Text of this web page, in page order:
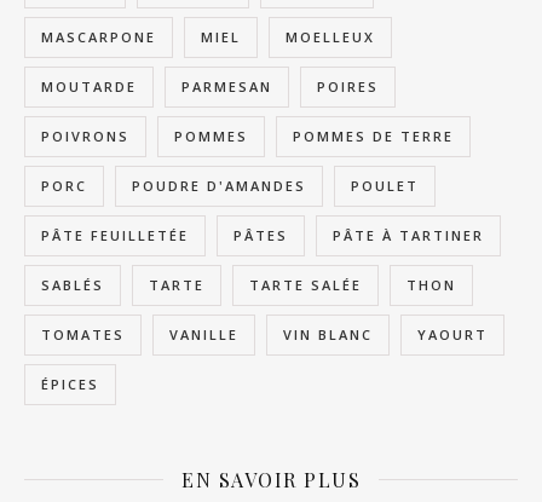
MASCARPONE MIEL MOELLEUX
MOUTARDE PARMESAN POIRES
POIVRONS POMMES POMMES DE TERRE
PORC POUDRE D'AMANDES POULET
PÂTE FEUILLETÉE PÂTES PÂTE À TARTINER
SABLÉS TARTE TARTE SALÉE THON
TOMATES VANILLE VIN BLANC YAOURT
ÉPICES
EN SAVOIR PLUS